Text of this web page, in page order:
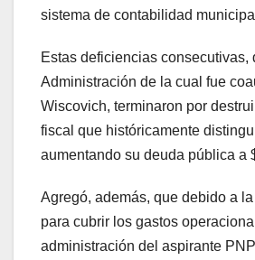
sistema de contabilidad
Estas deficiencias consecutivas,
Administración de la cual fue
Wiscovich, terminaron por
fiscal que históricamente
aumentando su deuda pública a
Agregó, además, que debido a
para cubrir los gastos
administración del aspirante